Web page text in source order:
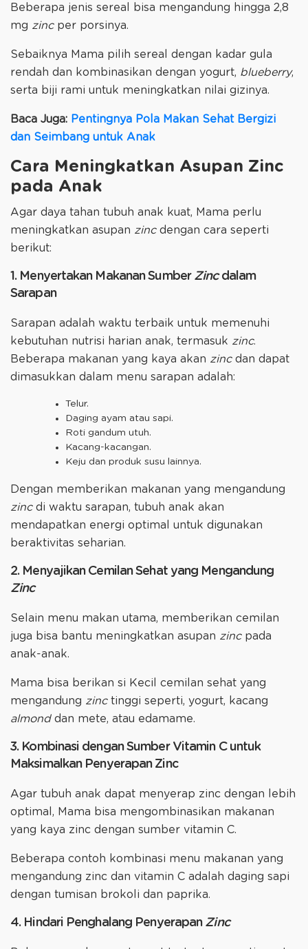
Beberapa jenis sereal bisa mengandung hingga 2,8
mg zinc per porsinya.
Sebaiknya Mama pilih sereal dengan kadar gula
rendah dan kombinasikan dengan yogurt, blueberry,
serta biji rami untuk meningkatkan nilai gizinya.
Baca Juga: Pentingnya Pola Makan Sehat Bergizi
dan Seimbang untuk Anak
Cara Meningkatkan Asupan Zinc
pada Anak
Agar daya tahan tubuh anak kuat, Mama perlu
meningkatkan asupan zinc dengan cara seperti
berikut:
1. Menyertakan Makanan Sumber Zincdalam
Sarapan
Sarapan adalah waktu terbaik untuk memenuhi
kebutuhan nutrisi harian anak, termasuk zinc.
Beberapa makanan yang kaya akan zinc dan dapat
dimasukkan dalam menu sarapan adalah:
Telur.
Daging ayam atau sapi.
Roti gandum utuh.
Kacang-kacangan.
Keju dan produk susu lainnya.
Dengan memberikan makanan yang mengandung
zincdi waktu sarapan, tubuh anak akan
mendapatkan energi optimal untuk digunakan
beraktivitas seharian.
2. Menyajikan Cemilan Sehat yang Mengandung
Zinc
Selain menu makan utama, memberikan cemilan
juga bisa bantu meningkatkan asupan zincpada
anak-anak.
Mama bisa berikan si Kecil cemilan sehat yang
mengandung zinc tinggi seperti, yogurt, kacang
almond dan mete, atau edamame.
3. Kombinasi dengan Sumber Vitamin C untuk
Maksimalkan Penyerapan Zinc
Agar tubuh anak dapat menyerap zinc dengan lebih
optimal, Mama bisa mengombinasikan makanan
yang kaya zinc dengan sumber vitamin C.
Beberapa contoh kombinasi menu makanan yang
mengandung zinc dan vitamin C adalah daging sapi
dengan tumisan brokoli dan paprika.
4. Hindari Penghalang Penyerapan Zinc